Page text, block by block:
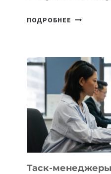
ПОДРОБНЕЕ
НОВЫЕ
ПРЕДМЕТЫ
ПО
Таск-